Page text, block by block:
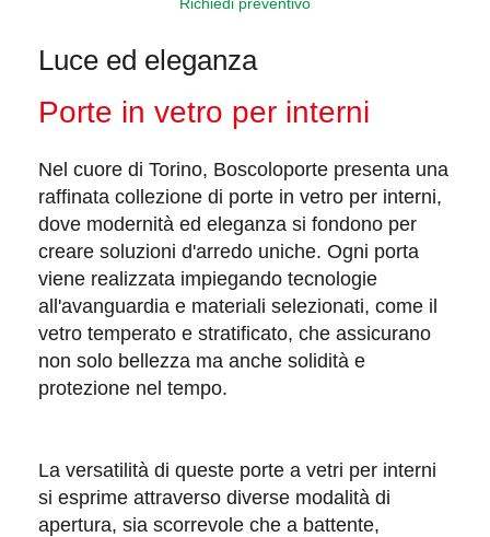
Luce ed eleganza
Porte in vetro per interni
Nel cuore di Torino, Boscoloporte presenta una
raffinata collezione di porte in vetro per interni,
dove modernità ed eleganza si fondono per
creare soluzioni d'arredo uniche. Ogni porta
viene realizzata impiegando tecnologie
all'avanguardia e materiali selezionati, come il
vetro temperato e stratificato, che assicurano
non solo bellezza ma anche solidità e
protezione nel tempo.
La versatilità di queste porte a vetri per interni
si esprime attraverso diverse modalità di
apertura, sia scorrevole che a battente,